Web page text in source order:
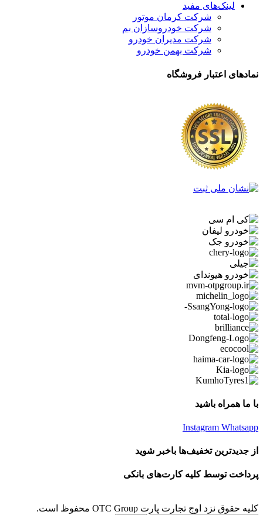
لینک‌های مفید
شرکت کرمان موتور
شرکت خودروسازان بم
شرکت مدیران خودرو
شرکت بهمن خودرو
نمادهای اعتبار فروشگاه
با ما همراه باشید
Instagram Whatsapp
از جدیدترین تخفیف‌ها باخبر شوید
پرداخت توسط کلیه کارت‌های بانکی
کلیه حقوق نزد اوج تجارت پارت OTC Group محفوظ است.